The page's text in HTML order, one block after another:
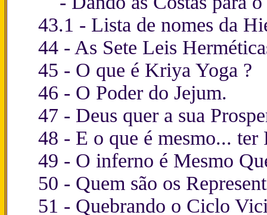
43.1 - Lista de nomes da
44 - As Sete Leis
45 - O que é Kriya Yoga ?
46 - O Poder do Jejum.
47 - Deus quer a sua
48 - E o que é mesmo... ter
49 - O inferno é Mesmo
50 - Quem são os
51 - Quebrando o Ciclo